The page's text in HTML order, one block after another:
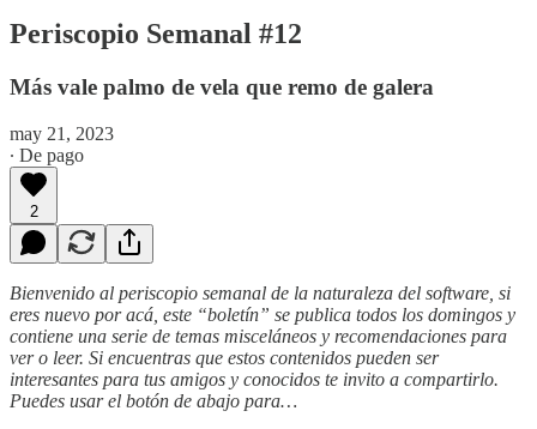
Periscopio Semanal #12
Más vale palmo de vela que remo de galera
may 21, 2023
∙ De pago
2
Bienvenido al periscopio semanal de la naturaleza del software, si
eres nuevo por acá, este “boletín” se publica todos los domingos y
contiene una serie de temas misceláneos y recomendaciones para
ver o leer. Si encuentras que estos contenidos pueden ser
interesantes para tus amigos y conocidos te invito a compartirlo.
Puedes usar el botón de abajo para…